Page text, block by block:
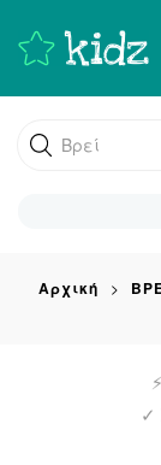
Skip
to
content
Βρείτε αυτ
Αρχική
✓